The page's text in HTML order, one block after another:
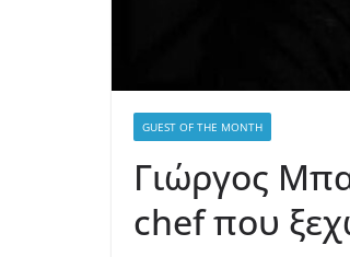
GUEST OF THE MONTH
Γιώργος
chef που